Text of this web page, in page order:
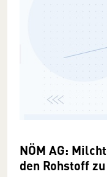
NÖM AG:
den Rohstoff